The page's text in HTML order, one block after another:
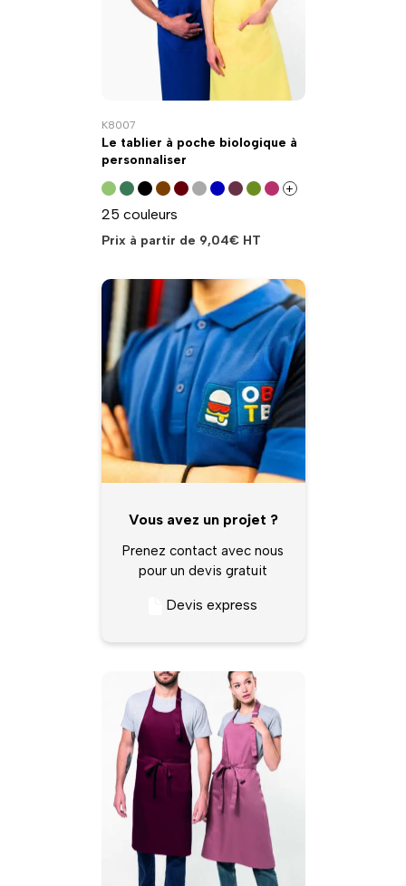
K8007
Le tablier à poche biologique à
personnaliser
+
25 couleurs
Prix à partir de 9,04€HT
Vous avez un projet ?
Prenez contact avec nous
pour un devis gratuit
Devis express